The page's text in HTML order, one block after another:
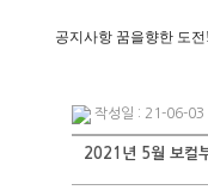
공지사항 꿈을향한 도
작성일 : 21-06-03
2021년 5월 보컬